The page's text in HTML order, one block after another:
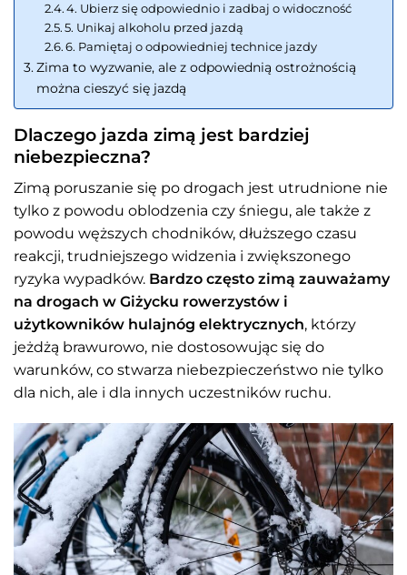
4. Ubierz się odpowiednio i zadbaj o widoczność
5. Unikaj alkoholu przed jazdą
6. Pamiętaj o odpowiedniej technice jazdy
Zima to wyzwanie, ale z odpowiednią ostrożnością
można cieszyć się jazdą
Dlaczego jazda zimą jest bardziej
niebezpieczna?
Zimą poruszanie się po drogach jest utrudnione nie
tylko z powodu oblodzenia czy śniegu, ale także z
powodu węższych chodników, dłuższego czasu
reakcji, trudniejszego widzenia i zwiększonego
ryzyka wypadków. Bardzo często zimą zauważamy
na drogach w Giżycku rowerzystów i
użytkowników hulajnóg elektrycznych, którzy
jeżdżą brawurowo, nie dostosowując się do
warunków, co stwarza niebezpieczeństwo nie tylko
dla nich, ale i dla innych uczestników ruchu.